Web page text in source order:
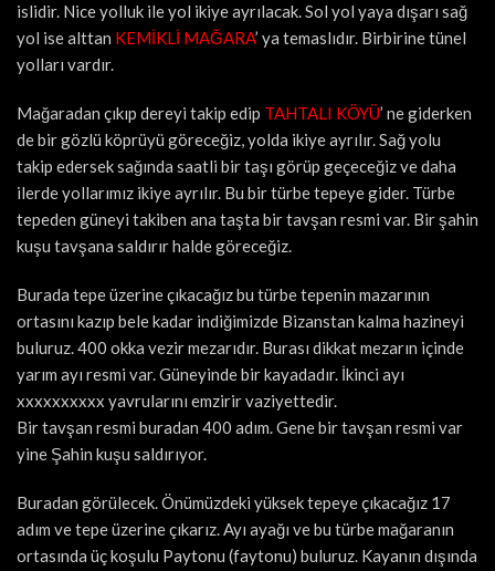
islidir. Nice yolluk ile yol ikiye ayrılacak. Sol yol yaya dışarı sağ
yol ise alttan KEMİKLİ MAĞARA’ ya temaslıdır. Birbirine tünel
yolları vardır.
Mağaradan çıkıp dereyi takip edip TAHTALI KÖYÜ’ ne giderken
de bir gözlü köprüyü göreceğiz, yolda ikiye ayrılır. Sağ yolu
takip edersek sağında saatli bir taşı görüp geçeceğiz ve daha
ilerde yollarımız ikiye ayrılır. Bu bir türbe tepeye gider. Türbe
tepeden güneyi takiben ana taşta bir tavşan resmi var. Bir şahin
kuşu tavşana saldırır halde göreceğiz.
Burada tepe üzerine çıkacağız bu türbe tepenin mazarının
ortasını kazıp bele kadar indiğimizde Bizanstan kalma hazineyi
buluruz. 400 okka vezir mezarıdır. Burası dikkat mezarın içinde
yarım ayı resmi var. Güneyinde bir kayadadır. İkinci ayı
xxxxxxxxxx yavrularını emzirir vaziyettedir.
Bir tavşan resmi buradan 400 adım. Gene bir tavşan resmi var
yine Şahin kuşu saldırıyor.
Buradan görülecek. Önümüzdeki yüksek tepeye çıkacağız 17
adım ve tepe üzerine çıkarız. Ayı ayağı ve bu türbe mağaranın
ortasında üç koşulu Paytonu (faytonu) buluruz. Kayanın dışında